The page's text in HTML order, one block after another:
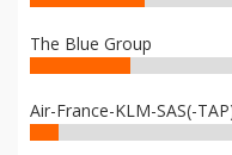
The Blue Group
Air-France-KLM-SAS(-